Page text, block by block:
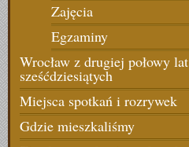
Zajęcia
Egzaminy
Wrocław z drugiej połowy lat
sześćdziesiątych
Miejsca spotkań i rozrywek
Gdzie mieszkaliśmy